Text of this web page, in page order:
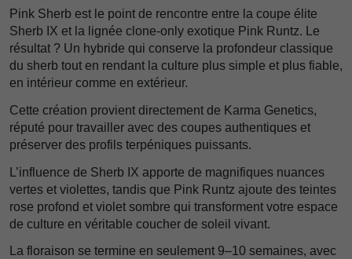
Pink Sherb est le point de rencontre entre la coupe élite
Sherb IX et la lignée clone-only exotique Pink Runtz. Le
résultat ? Un hybride qui conserve la profondeur classique
du sherb tout en rendant la culture plus simple et plus fiable,
en intérieur comme en extérieur.
Cette création provient directement de Karma Genetics,
réputé pour travailler avec des coupes authentiques et
préserver des profils terpéniques puissants.
L’influence de Sherb IX apporte de magnifiques nuances
vertes et violettes, tandis que Pink Runtz ajoute des teintes
rose profond et violet sombre qui transforment votre espace
de culture en véritable coucher de soleil vivant.
La floraison se termine en seulement 9–10 semaines, avec